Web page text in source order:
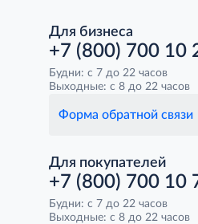
Для бизнеса
+7 (800) 700 10
Будни: с 7 до 22 часов
Выходные: с 8 до 22 часов
Форма обратной связи
Для покупателей
+7 (800) 700 10
Будни: с 7 до 22 часов
Выходные: с 8 до 22 часов